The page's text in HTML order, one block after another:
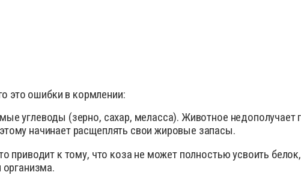
вет
для животных Уход за шкурой животных
это ошибки в кормлении:
углеводы (зерно, сахар, меласса). Животное недополучает
начинает расщеплять свои жировые запасы.
к тому, что коза не может полностью усвоить